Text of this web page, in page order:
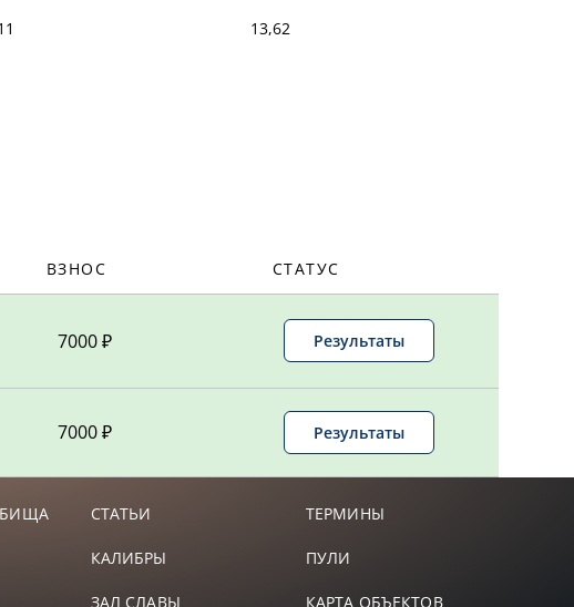
13,62
-
28,44
ВЗНОС СТАТУС
7000 ₽ Результаты
7000 ₽ Результаты
СТАТЬИ ТЕРМИНЫ
КАЛИБРЫ ПУЛИ
ЗАЛ СЛАВЫ КАРТА ОБЪЕКТОВ